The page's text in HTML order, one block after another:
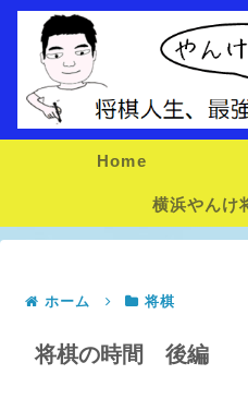
Home
横浜やんけ
ホーム 将棋
将棋の時間 後編